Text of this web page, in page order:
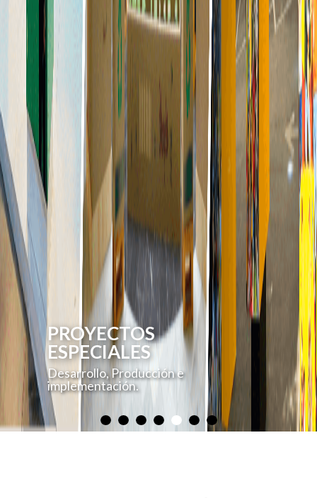
PROYECTOS
ESPECIALES
Desarrollo, Producción e
implementación.